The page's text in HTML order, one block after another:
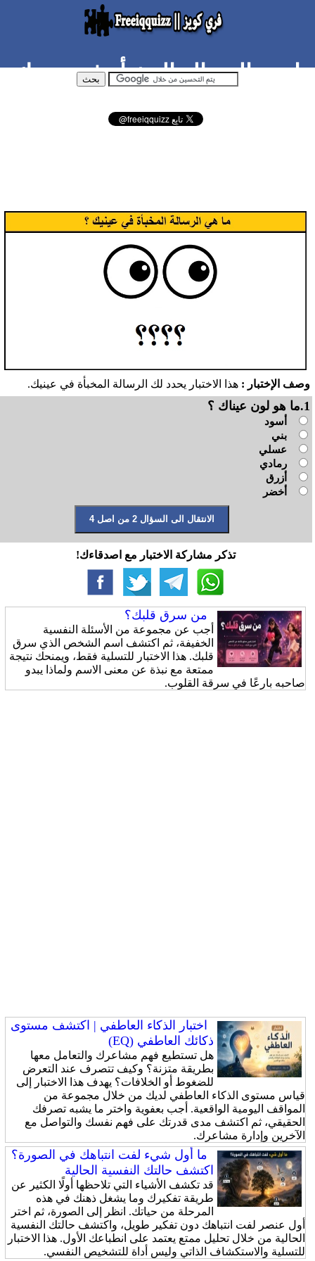
ما هي الرسالة المخبأة في عينيك
وصف الإختبار :هذا الاختبار يحدد لك الرسالة المخبأة في عينيك.
1.ما هو لون عيناك ؟
أسود
بني
عسلي
رمادي
أزرق
أخضر
تذكر مشاركة الاختبار مع اصدقاءك!
من سرق قلبك؟
أجب عن مجموعة من الأسئلة النفسية
الخفيفة، ثم اكتشف اسم الشخص الذي سرق
قلبك. هذا الاختبار للتسلية فقط، ويمنحك نتيجة
ممتعة مع نبذة عن معنى الاسم ولماذا يبدو
صاحبه بارعًا في سرقة القلوب.
اختبار الذكاء العاطفي | اكتشف مستوى
ذكائك العاطفي (EQ)
هل تستطيع فهم مشاعرك والتعامل معها
بطريقة متزنة؟ وكيف تتصرف عند التعرض
للضغوط أو الخلافات؟ يهدف هذا الاختبار إلى
قياس مستوى الذكاء العاطفي لديك من خلال مجموعة من
المواقف اليومية الواقعية. أجب بعفوية واختر ما يشبه تصرفك
الحقيقي، ثم اكتشف مدى قدرتك على فهم نفسك والتواصل مع
الآخرين وإدارة مشاعرك.
ما أول شيء لفت انتباهك في الصورة؟
اكتشف حالتك النفسية الحالية
قد تكشف الأشياء التي تلاحظها أولًا الكثير عن
طريقة تفكيرك وما يشغل ذهنك في هذه
المرحلة من حياتك. انظر إلى الصورة، ثم اختر
أول عنصر لفت انتباهك دون تفكير طويل، واكتشف حالتك النفسية
الحالية من خلال تحليل ممتع يعتمد على انطباعك الأول. هذا الاختبار
للتسلية والاستكشاف الذاتي وليس أداة للتشخيص النفسي.